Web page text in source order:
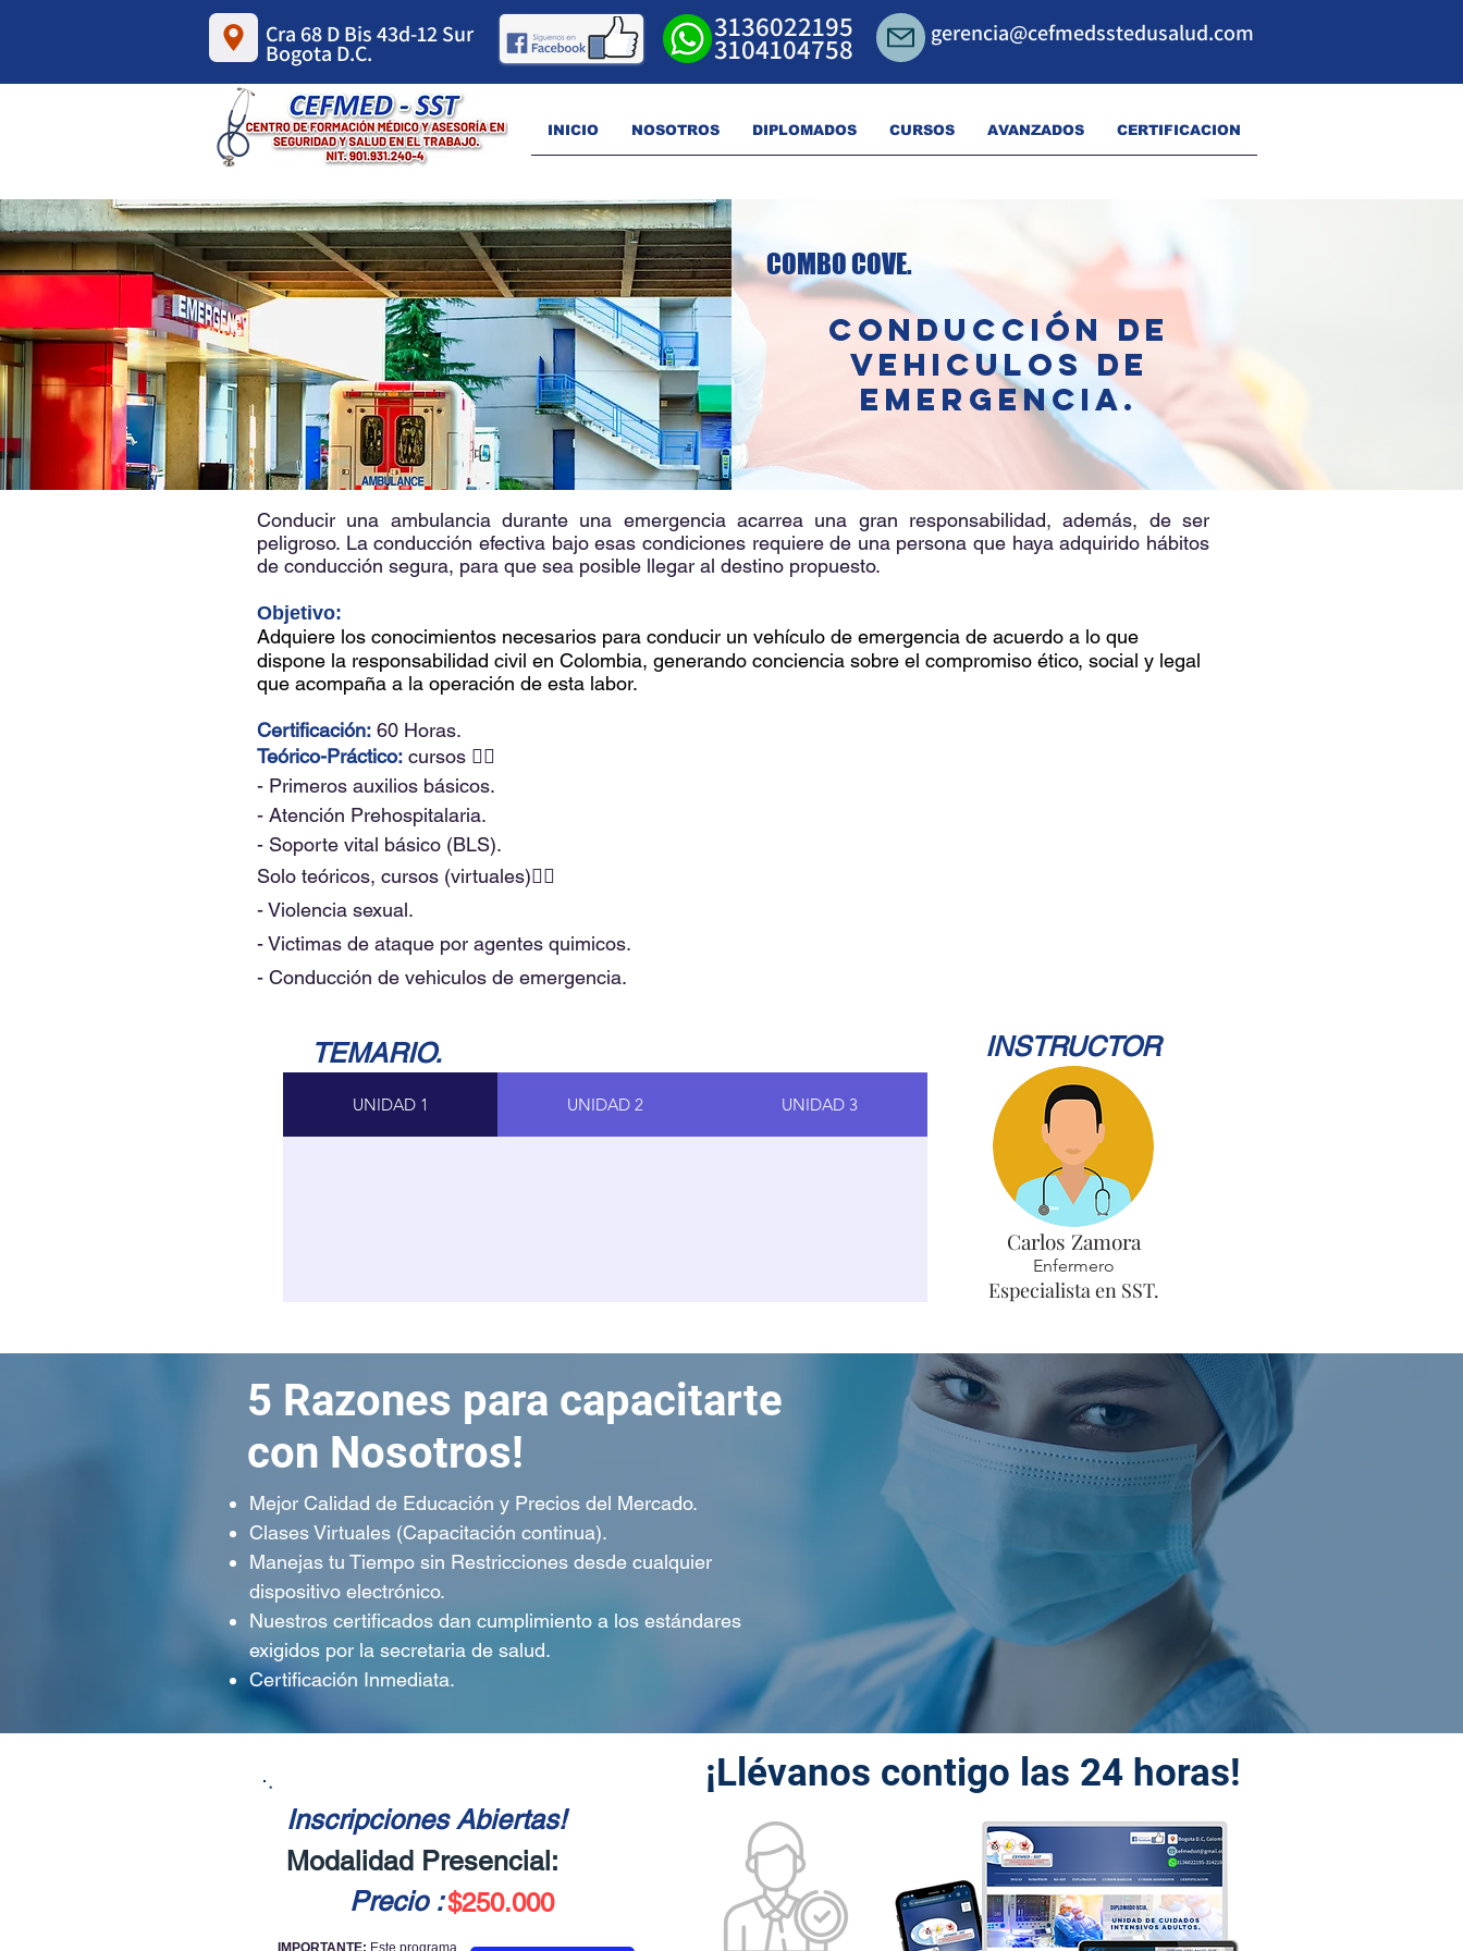
INICIO NOSOTROS DIPLOMADOS CURSOS AVANZADOS CERTIFICACION
Cra 68 D Bis 43d-12 Sur
Bogota D.C.
3136022195
3104104758 gerencia@cefmedsstedusalud.com
COMBO COVE.
CONDUCCIÓN DE
VEHICULOS DE
EMERGENCIA.
Conducir una ambulancia durante una emergencia acarrea una gran responsabilidad, además, de ser
peligroso. La conducción efectiva bajo esas condiciones requiere de una persona que haya adquirido hábitos
de conducción segura, para que sea posible llegar al destino propuesto.
Objetivo:
Adquiere los conocimientos necesarios para conducir un vehículo de emergencia de acuerdo a lo que
dispone la responsabilidad civil en Colombia, generando conciencia sobre el compromiso ético, social y legal
que acompaña a la operación de esta labor.
Certificación: ​ 60 Horas.
Teórico-Práctico: cursos 👇🏻
- Primeros auxilios básicos.
- Atención Prehospitalaria.
- Soporte vital básico (BLS).
Solo teóricos, cursos (virtuales)👇🏻
- Violencia sexual.
- Victimas de ataque por agentes quimicos.
- Conducción de vehiculos de emergencia.
TEMARIO.
UNIDAD 1 UNIDAD 2 UNIDAD 3
INSTRUCTOR
Carlos Zamora
Enfermero
Especialista en SST.
5 Razones para capacitarte
con Nosotros!
Mejor Calidad de Educación y Precios del Mercado.
Clases Virtuales (Capacitación continua).
Manejas tu Tiempo sin Restricciones desde cualquier
dispositivo electrónico.
Nuestros certificados dan cumplimiento a los estándares
exigidos por la secretaria de salud.
Certificación Inmediata.
Inscripciones Abiertas!
Modalidad Presencial:
Precio :$250.000
IMPORTANTE: Este programa
¡Llévanos contigo las 24 horas!